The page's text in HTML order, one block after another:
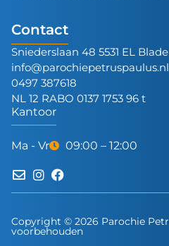
Contact
Sniederslaan 48 5531 EL
info@parochiepetruspaulus.nl
0497 387618
NL 12 RABO 0137 1753 96 t
Kantoor
Ma - Vr 09:00 – 12:00
Copyright © 2026 Parochie
voorbehouden